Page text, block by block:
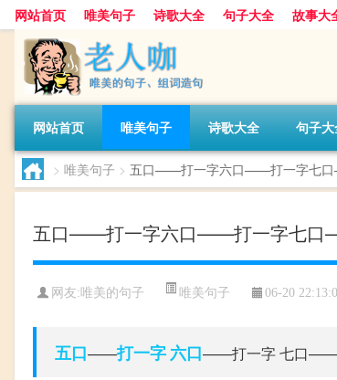
网站首页 唯美句子 诗歌大全 句子大全 故事大
网站首页 唯美句子 诗歌大全 句子
> 唯美句子 > 五口——打一字六口——打一字七
五口——打一字六口——打一字七
网友:唯美的句子 唯美句子 06-20
五口——打一字六口——打一字 七口——